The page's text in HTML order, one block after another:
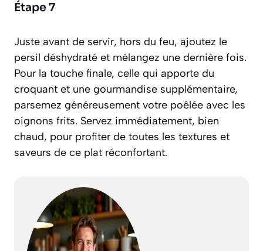
Étape 7
Juste avant de servir, hors du feu, ajoutez le
persil déshydraté et mélangez une dernière fois.
Pour la touche finale, celle qui apporte du
croquant et une gourmandise supplémentaire,
parsemez généreusement votre poêlée avec les
oignons frits. Servez immédiatement, bien
chaud, pour profiter de toutes les textures et
saveurs de ce plat réconfortant.